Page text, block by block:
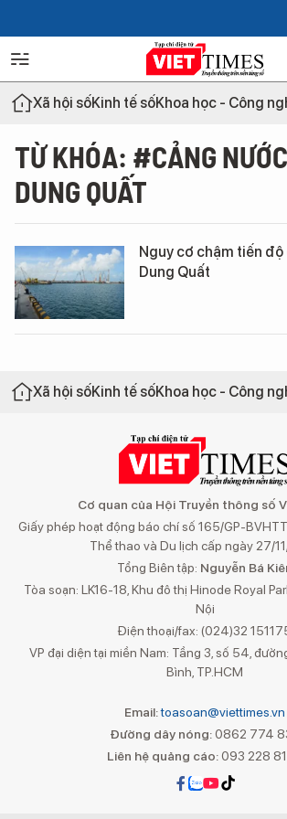
Xã hội sốKinh tế sốKhoa học - Công
TỪ KHÓA: #CẢNG
DUNG QUẤT
Nguy cơ chậm tiến
Dung Quất
Xã hội sốKinh tế sốKhoa học - Công
Cơ quan của Hội Truyền thông số
Giấy phép hoạt động báo chí số 165/GP-
Thể thao và Du lịch cấp ngày 27/
Tổng Biên tập: Nguyễn Bá
Tòa soạn: LK16-18, Khu đô thị Hinode Royal
Nội
Điện thoại/fax: (024)32
VP đại diện tại miền Nam: Tầng 3, số 54,
Bình, TP.HCM
Email:toasoan@viettimes.vn
Đường dây nóng: 0862 774
Liên hệ quảng cáo:093 228